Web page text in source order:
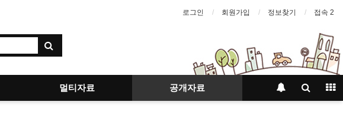
로그인 회원가입 정보찾기 접속 2
멀티자료 공개자료